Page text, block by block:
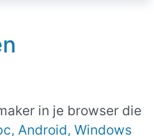
in je browser die
Android, Windows